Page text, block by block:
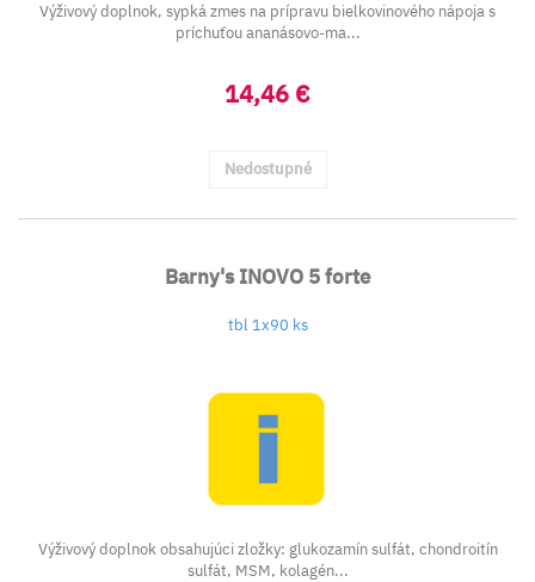
Výživový doplnok, sypká zmes na prípravu bielkovinového nápoja s
príchuťou ananásovo-ma...
14,46 €
Nedostupné
Barny's INOVO 5 forte
tbl 1x90 ks
Výživový doplnok obsahujúci zložky: glukozamín sulfát, chondroitín
sulfát, MSM, kolagén...